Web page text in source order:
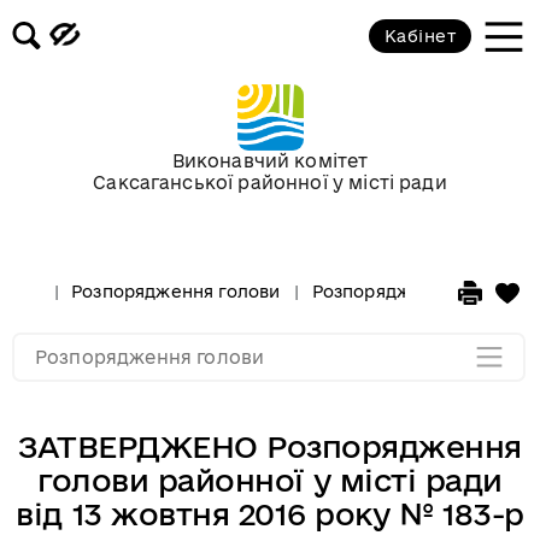
Виконавчий комітет
Саксаганської районної у місті ради
Кабінет
Розпорядження голови Розпорядження за 2016
ЗАТВЕРДЖЕНО Розпорядження
голови районної у місті ради
від 13 жовтня 2016 року № 183-р
Розпорядження голови
Розпорядження голови за лютий
Розпорядження голови за